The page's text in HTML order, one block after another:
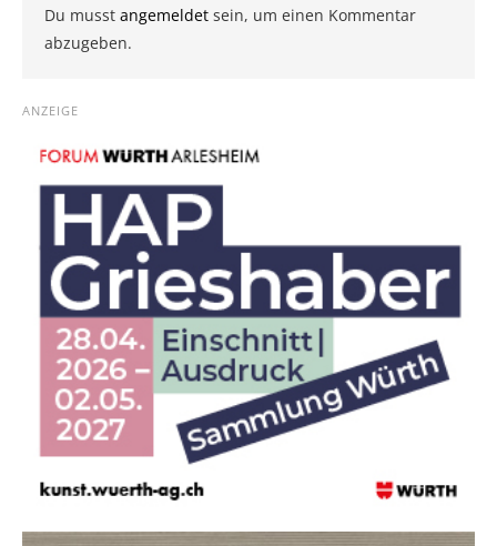
Du musst angemeldet sein, um einen Kommentar
abzugeben.
ANZEIGE